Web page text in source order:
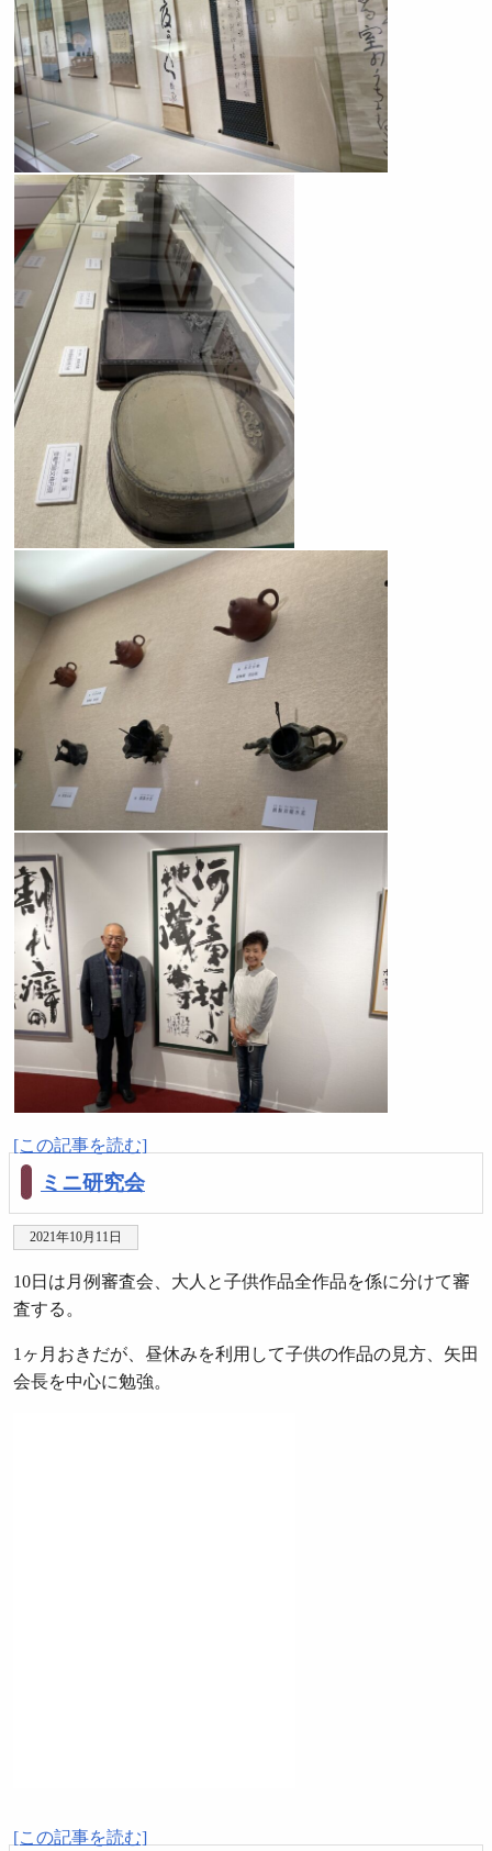
[この記事を読む]
ミニ研究会
2021年10月11日
10日は月例審査会、大人と子供作品全作品を係に分けて審
査する。
1ヶ月おきだが、昼休みを利用して子供の作品の見方、矢田
会長を中心に勉強。
[この記事を読む]